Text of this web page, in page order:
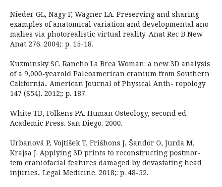
Nieder GL, Nagy F, Wagner LA. Preserving and sharing
examples of anatomical variation and developmental ano-
malies via photorealistic virtual reality. Anat Rec B New
Anat 276. 2004;: p. 15-18.
Kuzminsky SC. Rancho La Brea Woman: a new 3D analysis
of a 9,000-yearold Paleoamerican cranium from Southern
California.. American Journal of Physical Anth- ropology
147 (S54). 2012;: p. 187.
White TD, Folkens PA. Human Osteology, second ed.
Academic Press. San Diego. 2000.
Urbanová P, Vojtíšek T, Frišhons J, Šandor O, Jurda M,
Krajsa J. Applying 3D prints to reconstructing postmor-
tem craniofacial features damaged by devastating head
injuries.. Legal Medicine. 2018;: p. 48-52.